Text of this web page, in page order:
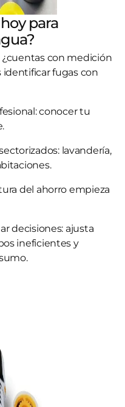
para
con medición
fugas con
conocer tu
lavandería,
del ahorro empieza
decisiones: ajusta
ineficientes y